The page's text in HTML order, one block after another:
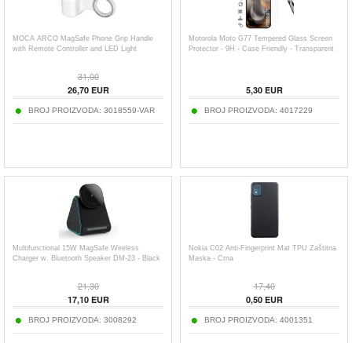
MOCA ARCO MagSafe Phone Grip Handle
with Remote Controller and LED Light
31,00
26,70EUR
BROJ PROIZVODA: 3018559-VAR
Motorola Moto G77 Tempered Glass Screen
Protector - 9H - Case Friendly - Transparent
5,30EUR
BROJ PROIZVODA: 4017229
Multifunctional 15W MagSafe Wireless
Charger w. Bluetooth Speaker DM-23 - Black
21,30
17,10EUR
BROJ PROIZVODA: 3008292
Nokia C02 Anti-Fingerprint Mat TPU Zaštitna
Maska - Crna
17,40
0,50EUR
BROJ PROIZVODA: 4001351